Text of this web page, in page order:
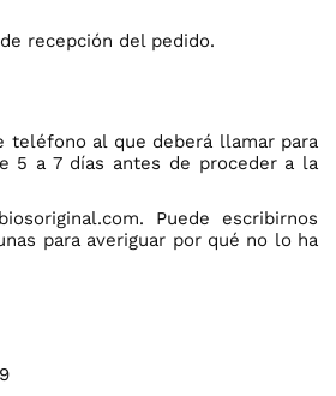
recepción del pedido.
teléfono al que deberá llamar para
5 a 7 días antes de proceder a la
Puede escribirnos
para averiguar por qué no lo ha